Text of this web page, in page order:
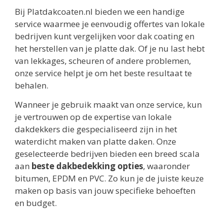
Bij Platdakcoaten.nl bieden we een handige
service waarmee je eenvoudig offertes van lokale
bedrijven kunt vergelijken voor dak coating en
het herstellen van je platte dak. Of je nu last hebt
van lekkages, scheuren of andere problemen,
onze service helpt je om het beste resultaat te
behalen.
Wanneer je gebruik maakt van onze service, kun
je vertrouwen op de expertise van lokale
dakdekkers die gespecialiseerd zijn in het
waterdicht maken van platte daken. Onze
geselecteerde bedrijven bieden een breed scala
aan beste dakbedekking opties, waaronder
bitumen, EPDM en PVC. Zo kun je de juiste keuze
maken op basis van jouw specifieke behoeften
en budget.